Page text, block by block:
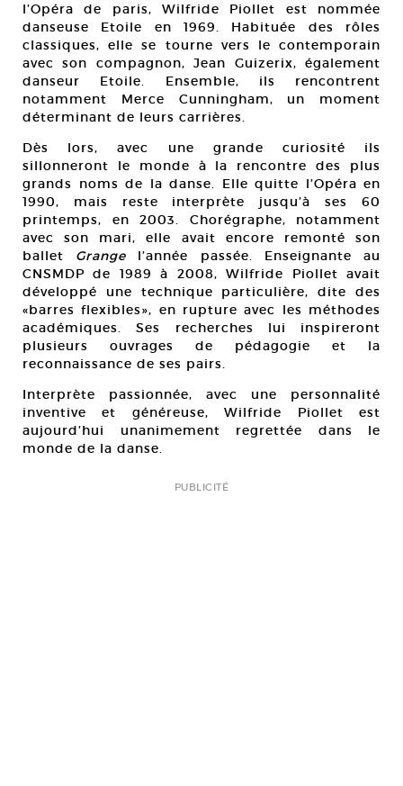
l’Opéra de paris, Wilfride Piollet est nommée
danseuse Etoile en 1969. Habituée des rôles
classiques, elle se tourne vers le contemporain
avec son compagnon, Jean Guizerix, également
danseur Etoile. Ensemble, ils rencontrent
notamment Merce Cunningham, un moment
déterminant de leurs carrières.
Dès lors, avec une grande curiosité ils
sillonneront le monde à la rencontre des plus
grands noms de la danse. Elle quitte l’Opéra en
1990, mais reste interprète jusqu’à ses 60
printemps, en 2003. Chorégraphe, notamment
avec son mari, elle avait encore remonté son
ballet Grange l’année passée. Enseignante au
CNSMDP de 1989 à 2008, Wilfride Piollet avait
développé une technique particulière, dite des
«barres flexibles», en rupture avec les méthodes
académiques. Ses recherches lui inspireront
plusieurs ouvrages de pédagogie et la
reconnaissance de ses pairs.
Interprète passionnée, avec une personnalité
inventive et généreuse, Wilfride Piollet est
aujourd’hui unanimement regrettée dans le
monde de la danse.
PUBLICITÉ